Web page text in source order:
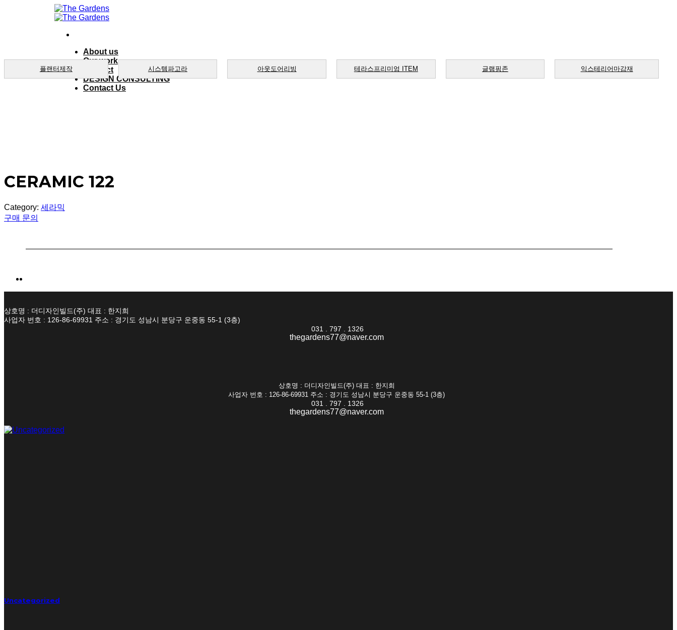
About us
Our work
product
DESIGN CONSULTING
Contact Us
플랜터제작 시스템파고라 아웃도어리빙 테라스프리미엄 ITEM 글램핑존 익스테리어마감재
CERAMIC 122
Category: 세라믹
구매 문의
상호명 : 더디자인빌드(주) 대표 : 한지희
사업자 번호 : 126-86-69931 주소 : 경기도 성남시 분당구 운중동 55-1 (3층)
031 . 797 . 1326
thegardens77@naver.com
상호명 : 더디자인빌드(주) 대표 : 한지희
사업자 번호 : 126-86-69931 주소 : 경기도 성남시 분당구 운중동 55-1 (3층)
031 . 797 . 1326
thegardens77@naver.com
Uncategorized